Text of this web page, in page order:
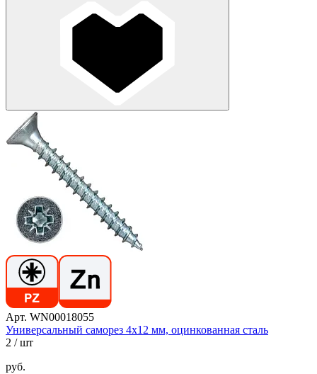
Арт. WN00018055
Универсальный саморез 4х12 мм, оцинкованная сталь
2 / шт
руб.